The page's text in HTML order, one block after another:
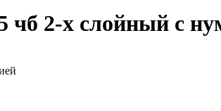
2-x слойный с